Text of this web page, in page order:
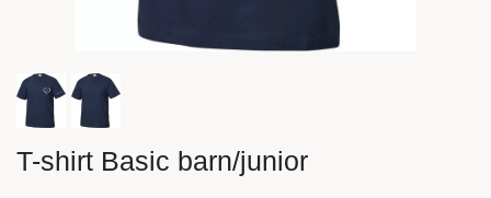
T-shirt Basic barn/junior